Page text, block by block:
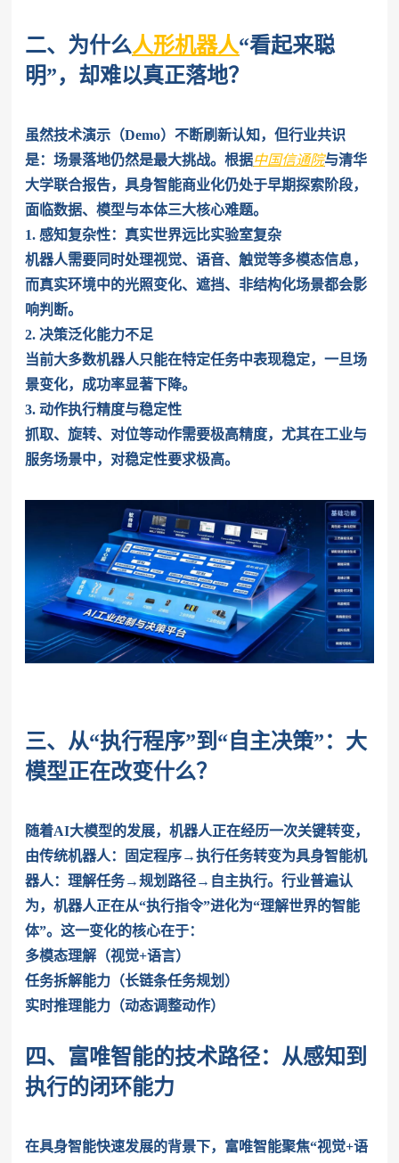
二、为什么人形机器人“看起来聪
明”，却难以真正落地？
虽然技术演示（Demo）不断刷新认知，但行业共识
是：场景落地仍然是最大挑战。根据中国信通院与清华
大学联合报告，具身智能商业化仍处于早期探索阶段，
面临数据、模型与本体三大核心难题。
1. 感知复杂性：真实世界远比实验室复杂
机器人需要同时处理视觉、语音、触觉等多模态信息，
而真实环境中的光照变化、遮挡、非结构化场景都会影
响判断。
2. 决策泛化能力不足
当前大多数机器人只能在特定任务中表现稳定，一旦场
景变化，成功率显著下降。
3. 动作执行精度与稳定性
抓取、旋转、对位等动作需要极高精度，尤其在工业与
服务场景中，对稳定性要求极高。
三、从“执行程序”到“自主决策”：大
模型正在改变什么？
随着AI大模型的发展，机器人正在经历一次关键转变，
由传统机器人：固定程序→执行任务转变为具身智能机
器人：理解任务→规划路径→自主执行。行业普遍认
为，机器人正在从“执行指令”进化为“理解世界的智能
体”。这一变化的核心在于：
多模态理解（视觉+语言）
任务拆解能力（长链条任务规划）
实时推理能力（动态调整动作）
四、富唯智能的技术路径：从感知到
执行的闭环能力
在具身智能快速发展的背景下，富唯智能聚焦“视觉+语